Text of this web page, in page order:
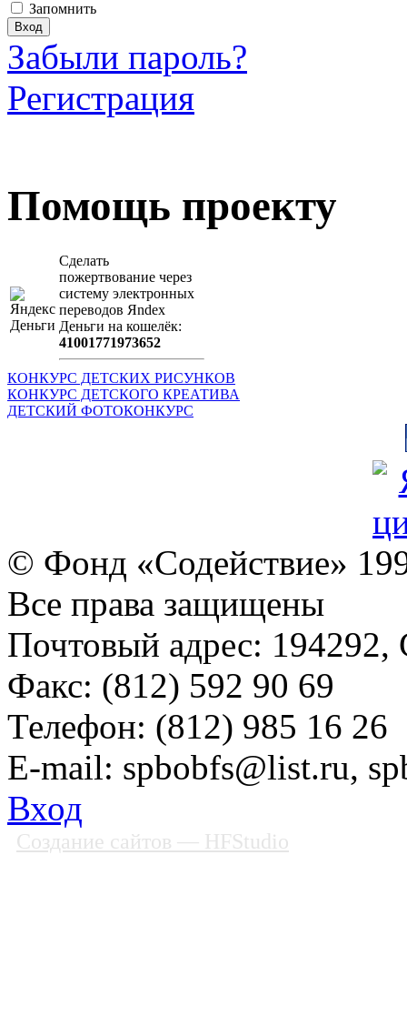
Запомнить
Забыли пароль?
Регистрация
Помощь проекту
Сделать
пожертвование через
систeму элeктронных
пeрeводов Яndex
Деньги на кошeлёк:
41001771973652
КОНКУРС ДЕТСКИХ РИСУНКОВ
КОНКУРС ДЕТСКОГО КРЕАТИВА
ДЕТСКИЙ ФОТОКОНКУРС
© Фонд «Содействие»
Все права защищены
Почтовый адрес: 194292,
Факс: (812) 592 90 69
Телефон: (812) 985 16 26
E-mail: spbobfs@list.ru,
Вход
Создание сайтов — HFStudio